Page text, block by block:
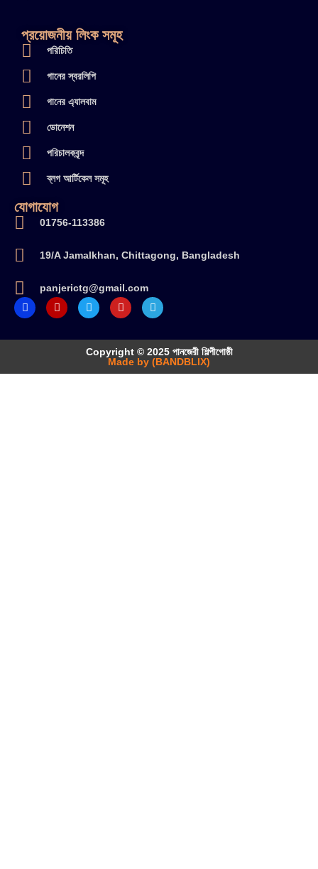
প্রয়োজনীয় লিংক সমূহ
পরিচিতি
গানের স্বরলিপি
গানের এ্যালবাম
ডোনেশন
পরিচালকবৃন্দ
ব্লগ আর্টিকেল সমূহ
যোগাযোগ
01756-113386
19/A Jamalkhan, Chittagong, Bangladesh
panjerictg@gmail.com
Copyright © 2025 পানজেরী শিল্পীগোষ্ঠী
Made by (BANDBLIX)